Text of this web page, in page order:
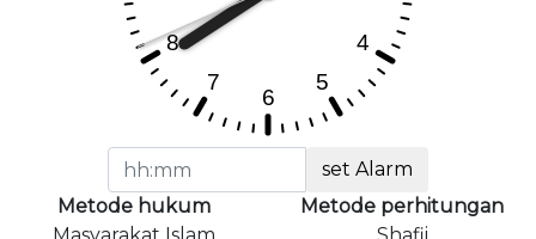
set Alarm
Metode hukum
Metode perhitungan